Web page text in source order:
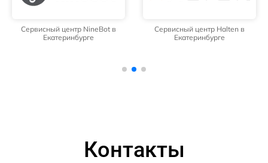
Сервисный центр NineBot в
Екатеринбурге
Сервисный центр Halten в
Екатеринбурге
Контакты